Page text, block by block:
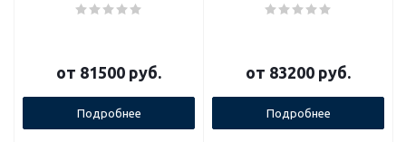
от 81500 руб.
Подробнее
от 83200 руб.
Подробнее